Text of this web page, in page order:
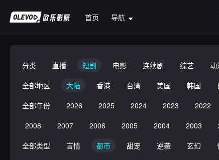
首页 导航
分类 直播 短剧 电影 连续剧 综艺 动
全部地区
大陆 香港 台湾 美国 韩国
全部年份
2026 2025 2024 2023 2022
2008
2007 2006 2005 2004 2003
全部类型
言情 都市 甜宠 逆袭 玄幻